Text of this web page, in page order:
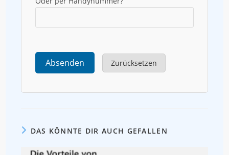
Absenden Zurücksetzen
DAS KÖNNTE DIR AUCH GEFALLEN